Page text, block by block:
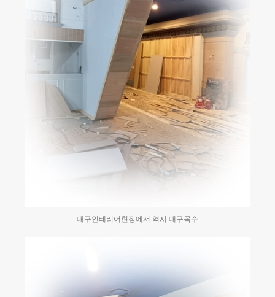
대구인테리어현장에서 역시 대구목수